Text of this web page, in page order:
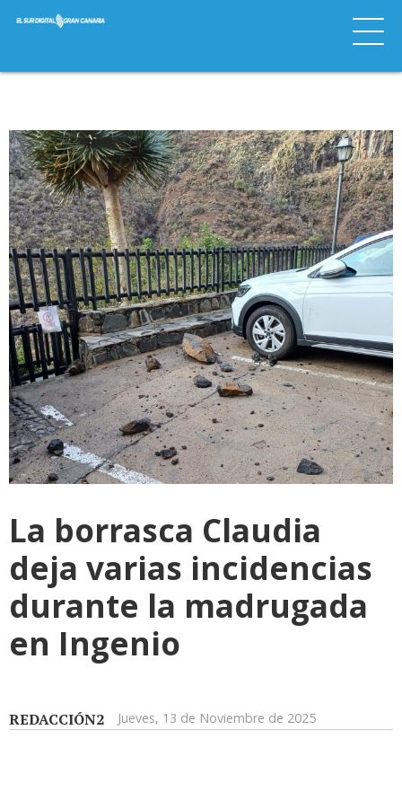
La borrasca Claudia
deja varias incidencias
durante la madrugada
en Ingenio
REDACCIÓN2 Jueves, 13 de Noviembre de 2025